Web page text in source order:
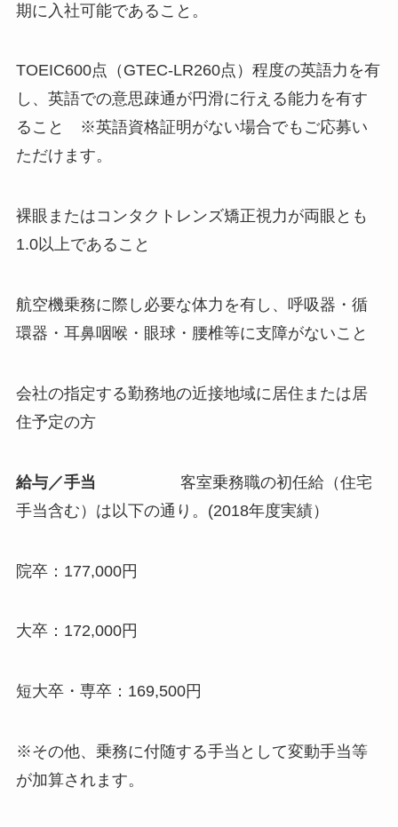
期に入社可能であること。
TOEIC600点（GTEC-LR260点）程度の英語力を有
し、英語での意思疎通が円滑に行える能力を有す
ること ※英語資格証明がない場合でもご応募い
ただけます。
裸眼またはコンタクトレンズ矯正視力が両眼とも
1.0以上であること
航空機乗務に際し必要な体力を有し、呼吸器・循
環器・耳鼻咽喉・眼球・腰椎等に支障がないこと
会社の指定する勤務地の近接地域に居住または居
住予定の方
給与／手当 客室乗務職の初任給（住宅
手当含む）は以下の通り。(2018年度実績）
院卒：177,000円
大卒：172,000円
短大卒・専卒：169,500円
※その他、乗務に付随する手当として変動手当等
が加算されます。